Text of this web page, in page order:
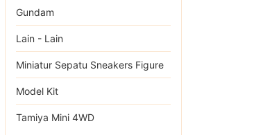
Gundam
Lain - Lain
Miniatur Sepatu Sneakers Figure
Model Kit
Tamiya Mini 4WD